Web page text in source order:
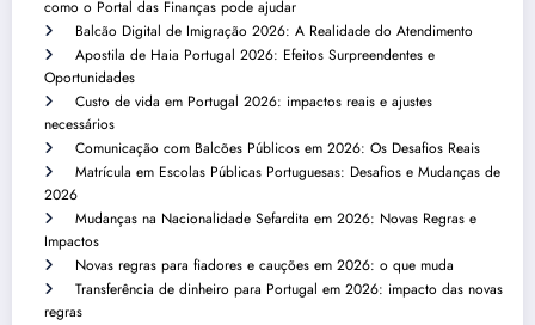
como o Portal das Finanças pode ajudar
Balcão Digital de Imigração 2026: A Realidade do Atendimento
Apostila de Haia Portugal 2026: Efeitos Surpreendentes e
Oportunidades
Custo de vida em Portugal 2026: impactos reais e ajustes
necessários
Comunicação com Balcões Públicos em 2026: Os Desafios Reais
Matrícula em Escolas Públicas Portuguesas: Desafios e Mudanças de
2026
Mudanças na Nacionalidade Sefardita em 2026: Novas Regras e
Impactos
Novas regras para fiadores e cauções em 2026: o que muda
Transferência de dinheiro para Portugal em 2026: impacto das novas
regras